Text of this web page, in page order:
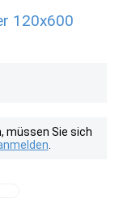
120x600
müssen Sie sich